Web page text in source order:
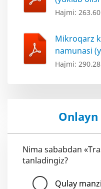
Hajmi:
Mikroqarz
namunasi
Hajmi:
Onlayn
Nima sababdan
tanladingiz?
Qulay